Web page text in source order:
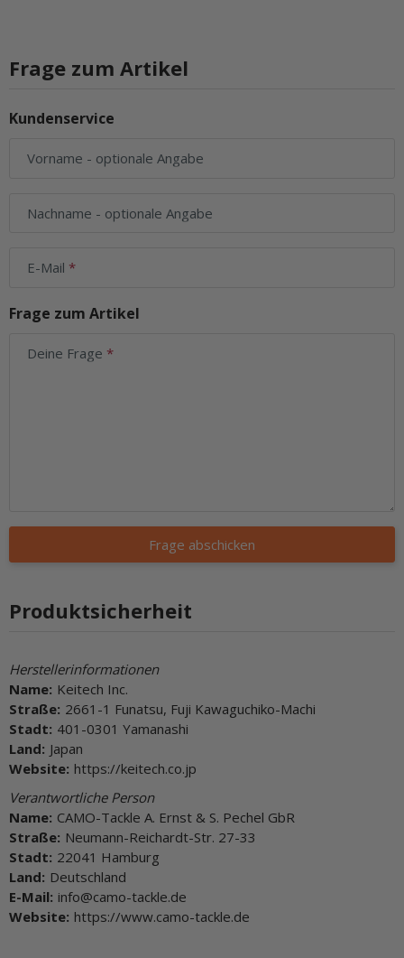
Frage zum Artikel
Kundenservice
Vorname - optionale Angabe
Nachname - optionale Angabe
E-Mail
Frage zum Artikel
Deine Frage
Frage abschicken
Produktsicherheit
Herstellerinformationen
Name: Keitech Inc.
Straße: 2661-1 Funatsu, Fuji Kawaguchiko-Machi
Stadt: 401-0301 Yamanashi
Land: Japan
Website: https://keitech.co.jp
Verantwortliche Person
Name: CAMO-Tackle A. Ernst & S. Pechel GbR
Straße: Neumann-Reichardt-Str. 27-33
Stadt: 22041 Hamburg
Land: Deutschland
E-Mail: info@camo-tackle.de
Website: https://www.camo-tackle.de